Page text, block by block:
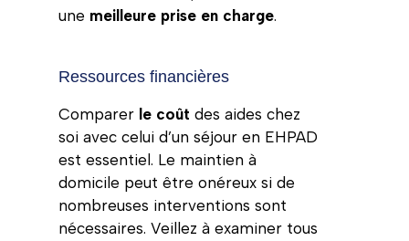
une meilleure prise en charge.
Ressources financières
Comparer le coût des aides chez
soi avec celui d’un séjour en EHPAD
est essentiel. Le maintien à
domicile peut être onéreux si de
nombreuses interventions sont
nécessaires. Veillez à examiner tous